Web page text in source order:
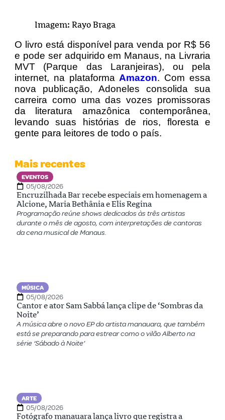
Imagem: Rayo Braga
O livro está disponível para venda por R$ 56
e pode ser adquirido em Manaus, na Livraria
MVT (Parque das Laranjeiras), ou pela
internet, na plataforma Amazon. Com essa
nova publicação, Adoneles consolida sua
carreira como uma das vozes promissoras
da literatura amazônica contemporânea,
levando suas histórias de rios, floresta e
gente para leitores de todo o país.
Mais recentes
EVENTOS
05/08/2026
Encruzilhada Bar recebe especiais em homenagem a
Alcione, Maria Bethânia e Elis Regina
Programação reúne shows dedicados às três artistas
durante o mês de agosto, com interpretações de cantoras
da cena musical de Manaus.
MÚSICA
05/08/2026
Cantor e ator Sam Sabbá lança clipe de ‘Sombras da
Noite’
A música abre o novo EP do artista manauara, que também
está se preparando para estrear como o vilão Alberto na
série ‘Sábado à Noite’
ARTE
05/08/2026
Fotógrafo manauara lança livro que registra a